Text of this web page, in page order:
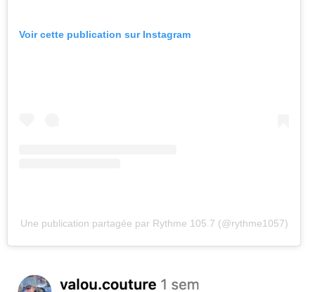
Voir cette publication sur Instagram
Une publication partagée par Rythme 105.7 (@rythme1057)